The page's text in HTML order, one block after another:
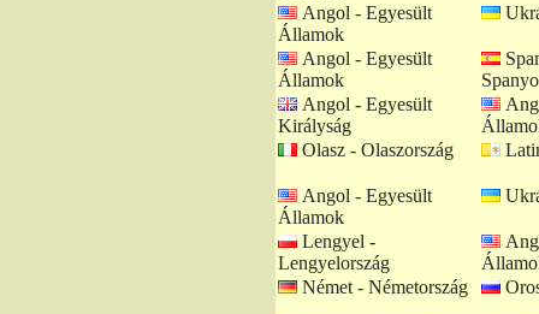
Angol - Egyesült
Államok
Angol - Egyesült
Államok
Angol - Egyesült
Királyság
Olasz - Olaszország
Angol - Egyesült
Államok
Lengyel -
Lengyelország
Német - Németország